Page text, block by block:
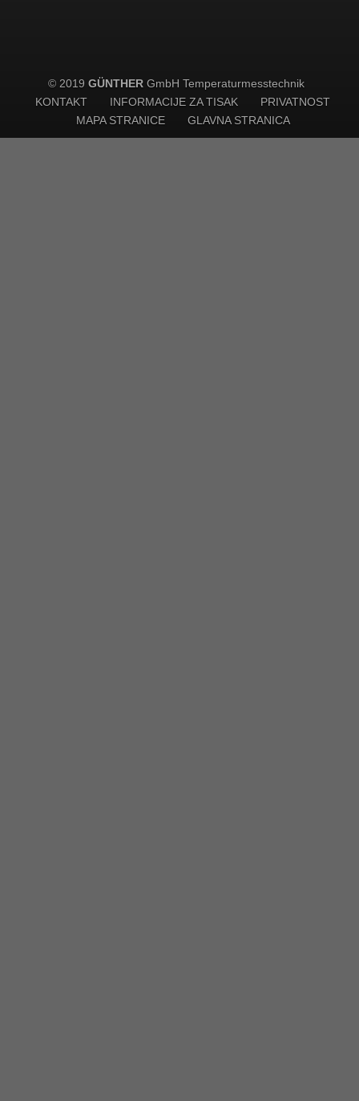
© 2019 GÜNTHER GmbH Temperaturmesstechnik
KONTAKT
INFORMACIJE ZA TISAK
PRIVATNOST
MAPA STRANICE
GLAVNA STRANICA